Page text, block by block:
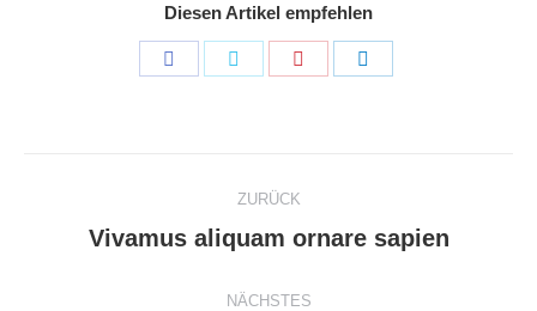
Diesen Artikel empfehlen
Kommentarnavigation
ZURÜCK
Vorheriger
Vivamus aliquam ornare sapien
NÄCHSTES